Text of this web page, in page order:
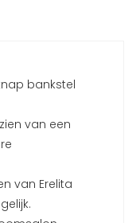
bankstel
van een
van Erelita